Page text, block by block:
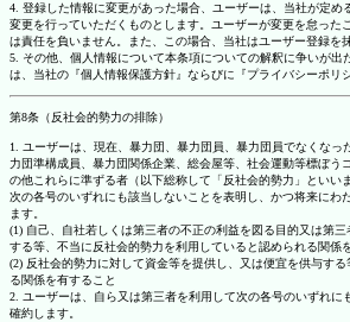
4. 登録した情報に変更があった場合、ユーザーは、当社が定め
変更を行っていただくものとします。ユーザーが変更を怠った
は責任を負いません。また、この場合、当社はユーザー登録を
5. その他、個人情報について本条項についての解釈に争いが出
は、当社の『個人情報保護方針』ならびに『プライバシーポリ
第8条（反社会的勢力の排除）
1. ユーザーは、現在、暴力団、暴力団員、暴力団員でなくなっ
力団準構成員、暴力団関係企業、総会屋等、社会運動等標ぼう
の他これらに準ずる者（以下総称して「反社会的勢力」といい
次の各号のいずれにも該当しないことを表明し、かつ将来にわ
ます。
(1) 自己、自社若しくは第三者の不正の利益を図る目的又は第
する等、不当に反社会的勢力を利用していると認められる関係
(2) 反社会的勢力に対して資金等を提供し、又は便宜を供与す
る関係を有すること
2. ユーザーは、自ら又は第三者を利用して次の各号のいずれに
確約します。